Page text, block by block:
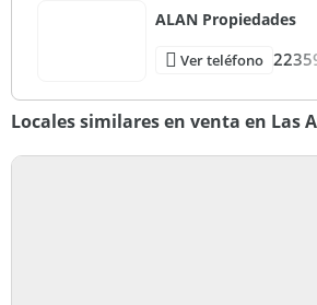
ALAN Propiedades
Ver teléfono
Locales similares en venta en Las